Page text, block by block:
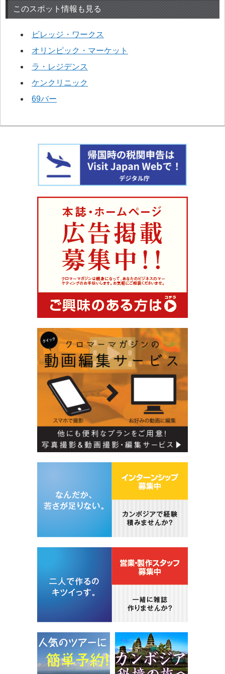
このスポット情報も見る
ビレッジ・ワークス
オリンピック・マーケット
ラ・レジデンス
ケンクリニック
69バー